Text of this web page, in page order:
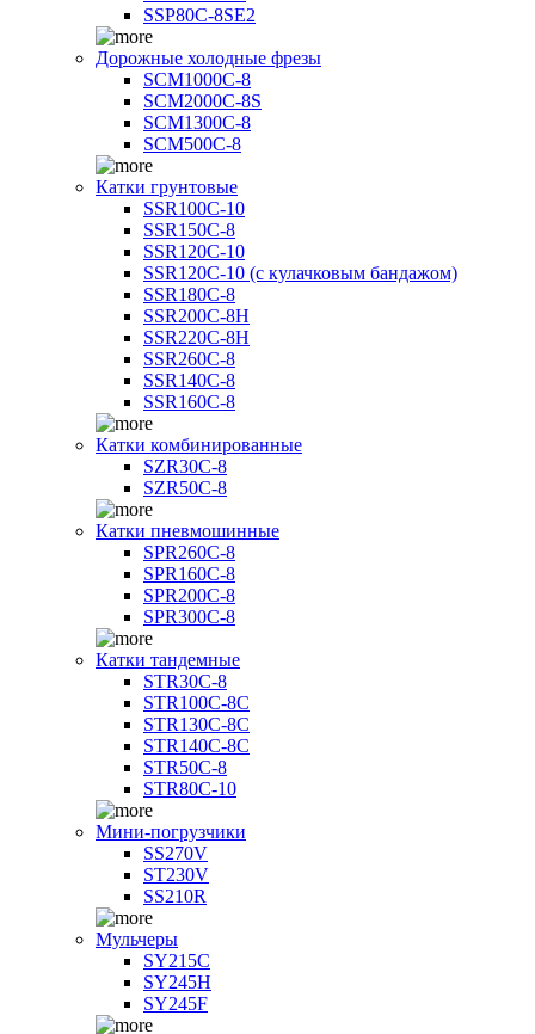
SSP80C-8SE2
Дорожные холодные фрезы
SCM1000C-8
SCM2000C-8S
SCM1300C-8
SCM500C-8
Катки грунтовые
SSR100C-10
SSR150C-8
SSR120C-10
SSR120C-10 (с кулачковым бандажом)
SSR180C-8
SSR200C-8H
SSR220C-8H
SSR260C-8
SSR140C-8
SSR160C-8
Катки комбинированные
SZR30C-8
SZR50C-8
Катки пневмошинные
SPR260C-8
SPR160C-8
SPR200C-8
SPR300C-8
Катки тандемные
STR30C-8
STR100C-8С
STR130C-8С
STR140C-8С
STR50C-8
STR80C-10
Мини-погрузчики
SS270V
ST230V
SS210R
Мульчеры
SY215C
SY245H
SY245F